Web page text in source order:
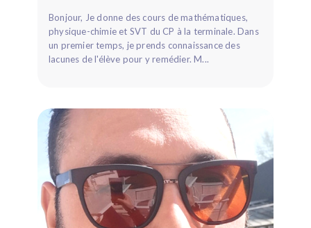
Bonjour, Je donne des cours de mathématiques,
physique-chimie et SVT du CP à la terminale. Dans
un premier temps, je prends connaissance des
lacunes de l'élève pour y remédier. M...